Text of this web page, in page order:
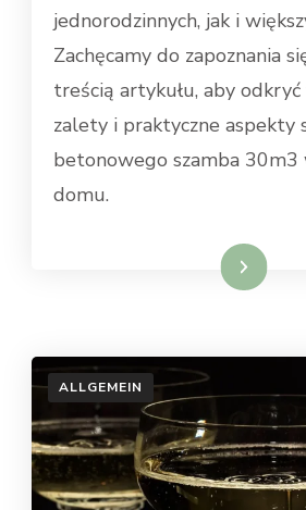
jednorodzinnych, jak i
Zachęcamy do zapoznania
treścią artykułu, aby
zalety i praktyczne aspekty
betonowego szamba
domu.
Weiterlesen
ALLGEMEIN